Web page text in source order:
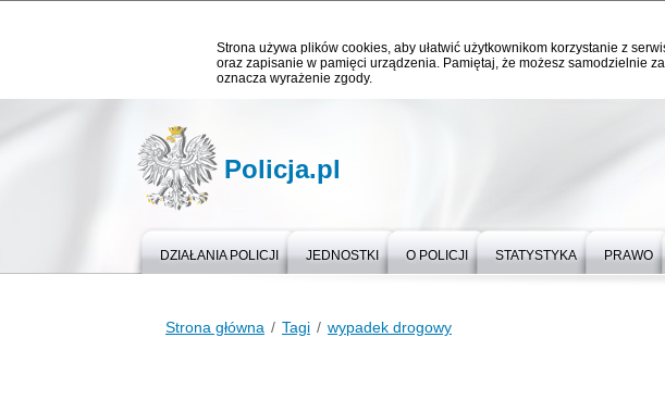
Strona używa plików cookies, aby ułatwić użytkownikom korzystanie z
oraz zapisanie w pamięci urządzenia. Pamiętaj, że możesz samodzielnie
oznacza wyrażenie zgody.
Policja.pl
DZIAŁANIA POLICJI JEDNOSTKI O POLICJI STATYSTYKA PRAWO
Strona główna Tagi wypadek drogowy